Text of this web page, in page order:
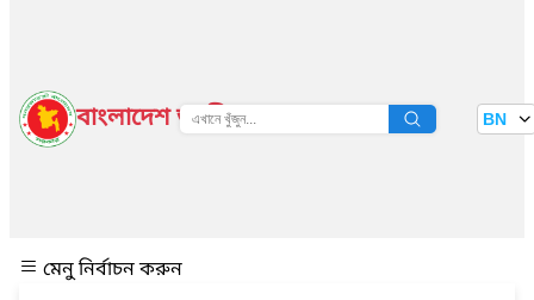
বাংলাদেশ জাতীয় তথ্য বাতায়ন BN
মেনু নির্বাচন করুন